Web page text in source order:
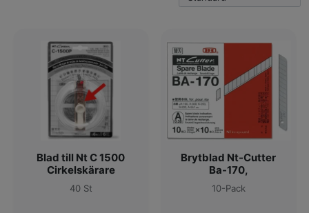
Blad till Nt C 1500
Cirkelskärare
40 St
Brytblad Nt-Cutter
Ba-170,
10-Pack